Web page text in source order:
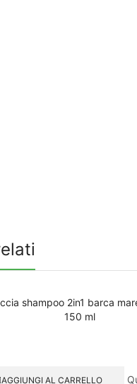
AGGIUNGI AL CARRELLO